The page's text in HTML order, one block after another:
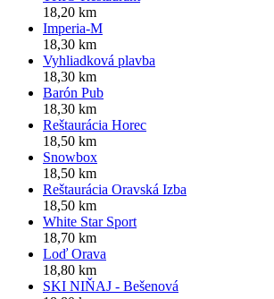
18,20 km
Imperia-M
18,30 km
Vyhliadková plavba
18,30 km
Barón Pub
18,30 km
Reštaurácia Horec
18,50 km
Snowbox
18,50 km
Reštaurácia Oravská Izba
18,50 km
White Star Sport
18,70 km
Loď Orava
18,80 km
SKI NIŇAJ - Bešenová